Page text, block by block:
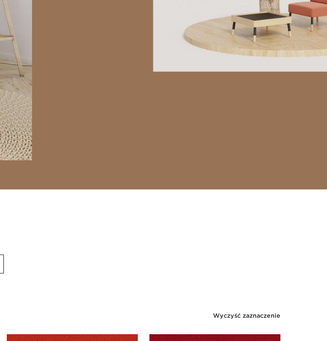
Wyczyść zaznaczenie